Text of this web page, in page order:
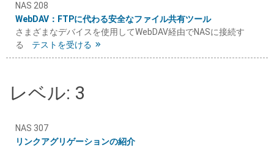
NAS 208
WebDAV：FTPに代わる安全なファイル共有ツール
さまざまなデバイスを使用してWebDAV経由でNASに接続す
る
テストを受ける
レベル: 3
NAS 307
リンクアグリゲーションの紹介